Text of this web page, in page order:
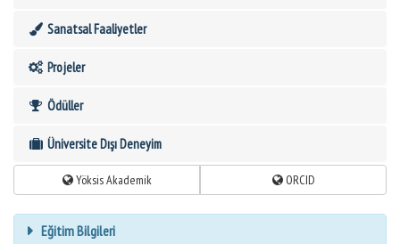
Sanatsal Faaliyetler
Projeler
Ödüller
Üniversite Dışı Deneyim
Yöksis Akademik ORCID
Eğitim Bilgileri